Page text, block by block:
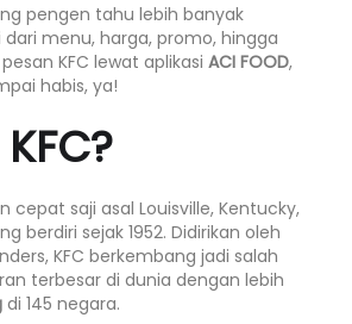
pengen tahu lebih banyak
dari menu, harga, promo, hingga
KFC lewat aplikasi ACI FOOD,
habis, ya!
cepat saji asal Louisville, Kentucky,
berdiri sejak 1952. Didirikan oleh
KFC berkembang jadi salah
terbesar di dunia dengan lebih
di 145 negara.